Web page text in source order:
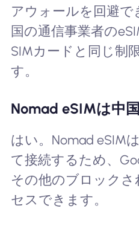
アウォールを回避で
国の通信事業者の
SIMカードと同じ制
す。
Nomad eSIMは中
はい。Nomad eSIM
て接続するため、
その他のブロック
セスできます。